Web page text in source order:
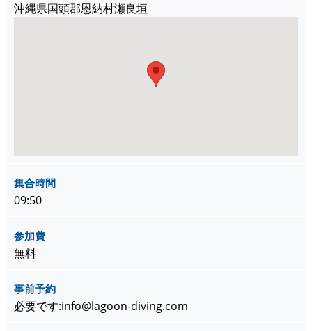
沖縄県国頭郡恩納村瀬良垣
集合時間
09:50
参加費
無料
事前予約
必要です:info@lagoon-diving.com